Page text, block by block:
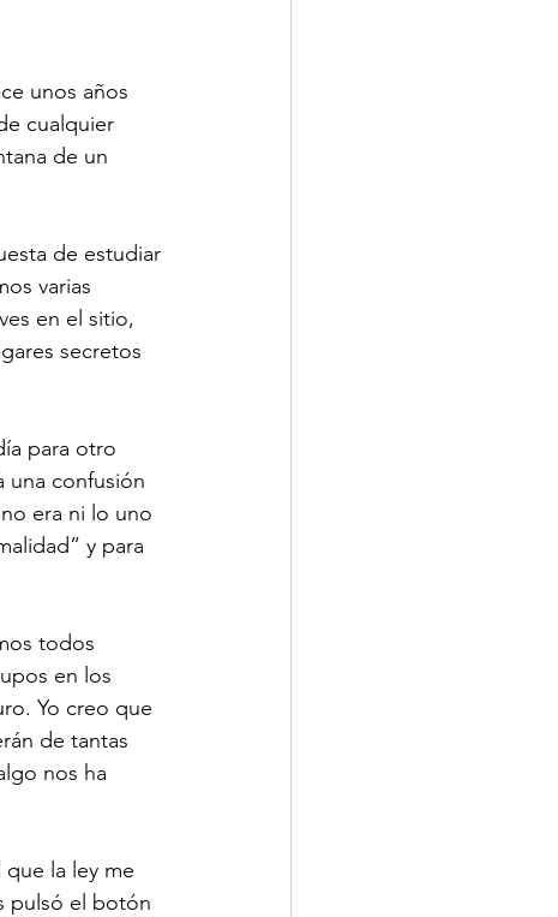
unos años
cualquier
de un
de estudiar
varias
en el sitio,
secretos
para otro
una confusión
era ni lo uno
y para
todos
en los
Yo creo que
de tantas
nos ha
la ley me
pulsó el botón